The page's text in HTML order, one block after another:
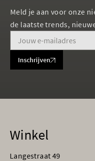
Meld je aan voor onze
de laatste trends,
Inschrijven
Winkel
Langestraat 49